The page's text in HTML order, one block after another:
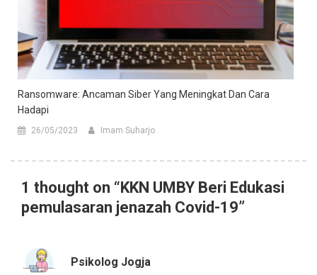
Ransomware: Ancaman Siber Yang Meningkat Dan Cara
Hadapi
26/05/2023 Imam Suharjo
1 thought on “ KKN UMBY Beri Edukasi
pemulasaran jenazah Covid-19”
Psikolog Jogja